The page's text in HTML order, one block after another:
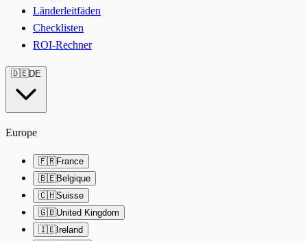
Länderleitfäden
Checklisten
ROI-Rechner
🇩🇪DE
Europe
🇫🇷France
🇧🇪Belgique
🇨🇭Suisse
🇬🇧United Kingdom
🇮🇪Ireland